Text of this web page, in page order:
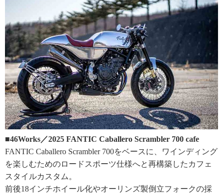
■46Works／2025 FANTIC Caballero Scrambler 700 cafe
FANTIC Caballero Scrambler 700をベースに、ワインディング
を楽しむためのロードスポーツ仕様へと再構築したカフェ
スタイルカスタム。
前後18インチホイール化やオーリンズ製倒立フォークの採